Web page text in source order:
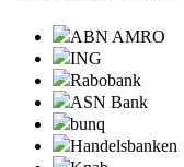
ABN AMRO
ING
Rabobank
ASN Bank
bunq
Handelsbanken